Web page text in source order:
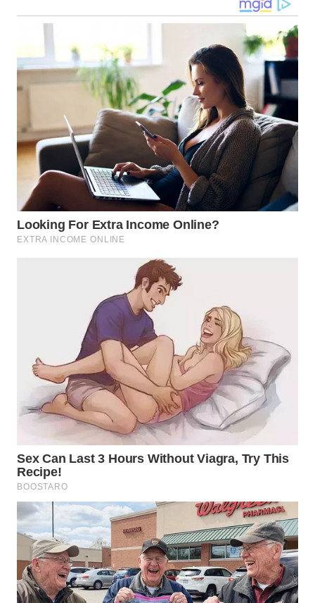
SULSEL
GORONTALO
SULUT
WN
MALUKU
WN
MALUT
WN
NIAS
WN
LANGKAT
WN
TAPANULI
SELATAN
WN
TANJUNG
LESUNG